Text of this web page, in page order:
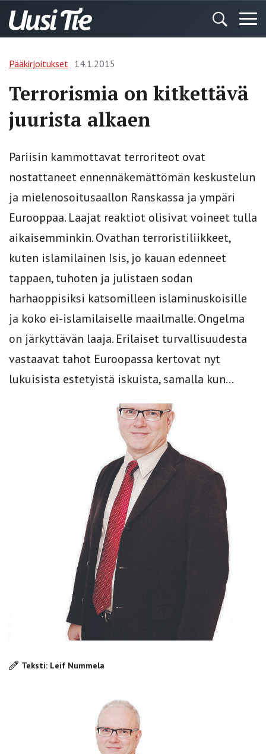
Pääkirjoitukset 14.1.2015
Terrorismia on kitkettävä
juurista alkaen
Pariisin kammottavat terroriteot ovat
nostattaneet ennennäkemättömän keskustelun
ja mielenosoitusaallon Ranskassa ja ympäri
Eurooppaa. Laajat reaktiot olisivat voineet tulla
aikaisemminkin. Ovathan terroristiliikkeet,
kuten islamilainen Isis, jo kauan edenneet
tappaen, tuhoten ja julistaen sodan
harhaoppisiksi katsomilleen islaminuskoisille
ja koko ei-islamilaiselle maailmalle. Ongelma
on järkyttävän laaja. Erilaiset turvallisuudesta
vastaavat tahot Euroopassa kertovat nyt
lukuisista estetyistä iskuista, samalla kun...
Teksti: Leif Nummela